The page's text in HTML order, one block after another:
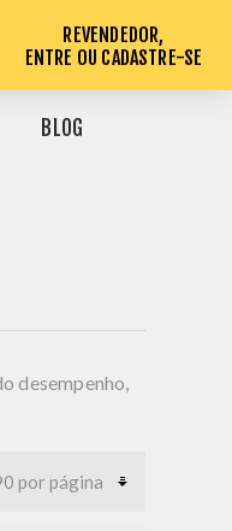
REVENDEDOR,
ENTRE OU CADASTRE-SE
BLOG
desempenho,